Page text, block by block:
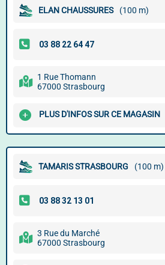
ELAN CHAUSSURES (100 m)
1 Rue Thomann
67000 Strasbourg
PLUS D'INFOS SUR CE MAGASIN
TAMARIS STRASBOURG (100 m)
3 Rue du Marché
67000 Strasbourg